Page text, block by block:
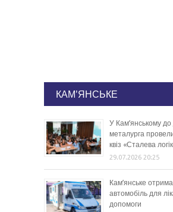
КАМ'ЯНСЬКЕ
У Кам’янському
металурга
квіз «Сталева
29.07.2026 20:25
Кам’янське
автомобіль для
допомоги